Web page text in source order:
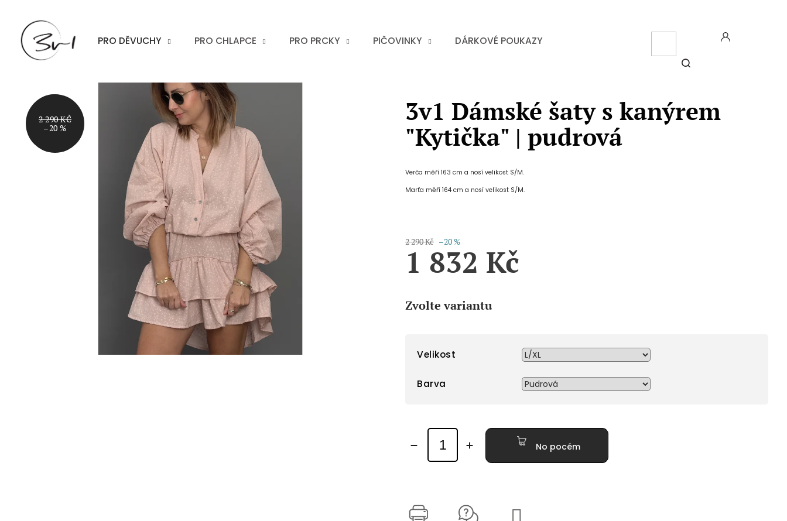
obsah
PRO DĚVUCHY PRO CHLAPCE PRO PRCKY PIČOVINKY DÁRKOVÉ POUKAZY
AKCE
2 290 KČ
–20 %
3v1 Dámské šaty s kanýrem
"Kytička" | pudrová
Verča měří 163 cm a nosí velikost S/M.
Marťa měří 164 cm a nosí velikost S/M.
2 290 Kč –20 %
1 832 Kč
Zvolte variantu
Velikost
Barva
No pocém